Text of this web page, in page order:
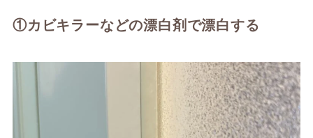
①カビキラーなどの漂白剤で漂白する